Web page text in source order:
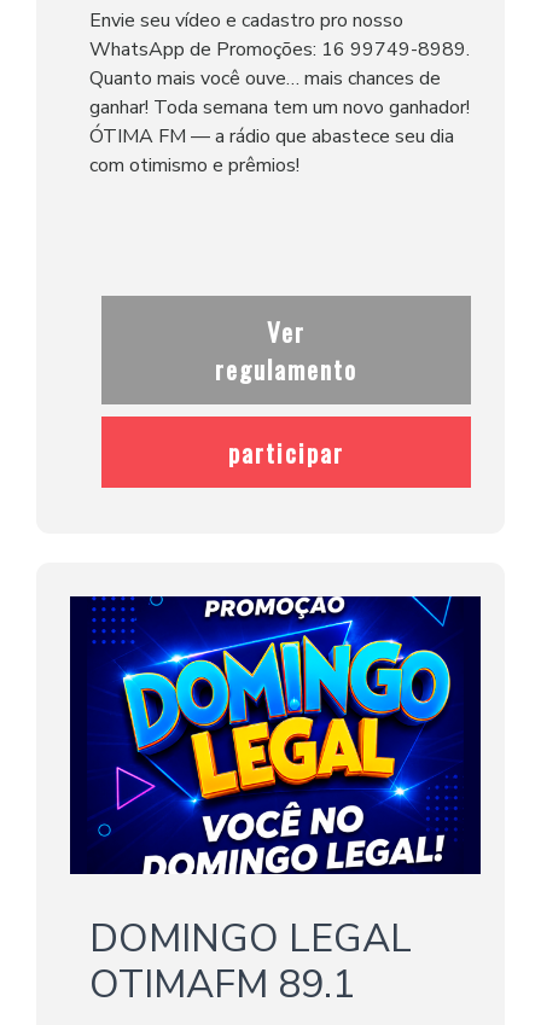
Envie seu vídeo e cadastro pro nosso
WhatsApp de Promoções: 16 99749-8989.
Quanto mais você ouve… mais chances de
ganhar! Toda semana tem um novo ganhador!
ÓTIMA FM — a rádio que abastece seu dia
com otimismo e prêmios!
Ver
regulamento
participar
DOMINGO LEGAL
OTIMAFM 89.1